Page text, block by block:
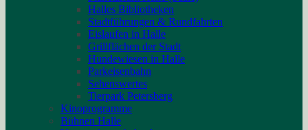
Halles Bibliotheken
Stadtführungen & Rundfahrten
Eislaufen in Halle
Grillflächen der Stadt
Hundewiesen in Halle
Parkeisenbahn
Sehenswertes
Tierpark Petersberg
Kinoprogramme
Bühnen Halle